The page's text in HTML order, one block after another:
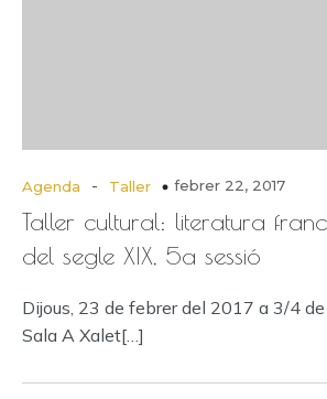
Agenda - Taller febrer 22, 2017
Taller cultural: literatura
del segle XIX, 5a sessió
Dijous, 23 de febrer del 2017 a 3/4
Sala A Xalet[…]